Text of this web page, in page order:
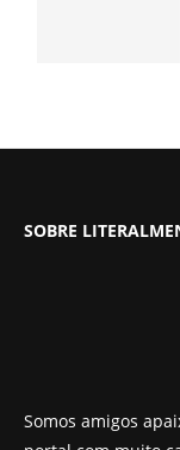
SOBRE
Somos amigos